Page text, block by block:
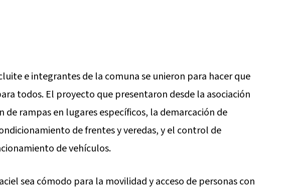
e integrantes de la comuna se unieron para hacer que
todos. El proyecto que presentaron desde la asociación
de rampas en lugares específicos, la demarcación de
de frentes y veredas, y el control de
de vehículos.
sea cómodo para la movilidad y acceso de personas con